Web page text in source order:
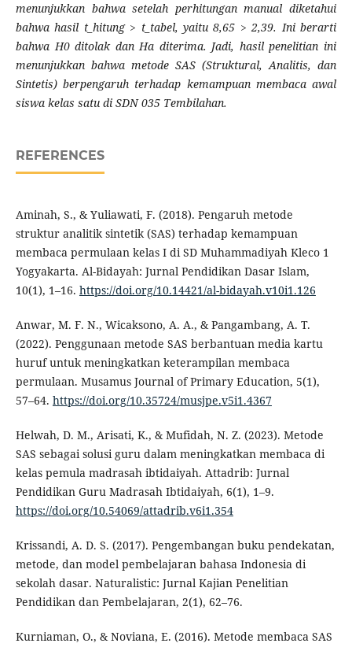
menunjukkan bahwa setelah perhitungan manual diketahui
bahwa hasil t_hitung > t_tabel, yaitu 8,65 > 2,39. Ini berarti
bahwa H0 ditolak dan Ha diterima. Jadi, hasil penelitian ini
menunjukkan bahwa metode SAS (Struktural, Analitis, dan
Sintetis) berpengaruh terhadap kemampuan membaca awal
siswa kelas satu di SDN 035 Tembilahan.
REFERENCES
Aminah, S., & Yuliawati, F. (2018). Pengaruh metode
struktur analitik sintetik (SAS) terhadap kemampuan
membaca permulaan kelas I di SD Muhammadiyah Kleco 1
Yogyakarta. Al-Bidayah: Jurnal Pendidikan Dasar Islam,
10(1), 1–16. https://doi.org/10.14421/al-bidayah.v10i1.126
Anwar, M. F. N., Wicaksono, A. A., & Pangambang, A. T.
(2022). Penggunaan metode SAS berbantuan media kartu
huruf untuk meningkatkan keterampilan membaca
permulaan. Musamus Journal of Primary Education, 5(1),
57–64. https://doi.org/10.35724/musjpe.v5i1.4367
Helwah, D. M., Arisati, K., & Mufidah, N. Z. (2023). Metode
SAS sebagai solusi guru dalam meningkatkan membaca di
kelas pemula madrasah ibtidaiyah. Attadrib: Jurnal
Pendidikan Guru Madrasah Ibtidaiyah, 6(1), 1–9.
https://doi.org/10.54069/attadrib.v6i1.354
Krissandi, A. D. S. (2017). Pengembangan buku pendekatan,
metode, dan model pembelajaran bahasa Indonesia di
sekolah dasar. Naturalistic: Jurnal Kajian Penelitian
Pendidikan dan Pembelajaran, 2(1), 62–76.
Kurniaman, O., & Noviana, E. (2016). Metode membaca SAS